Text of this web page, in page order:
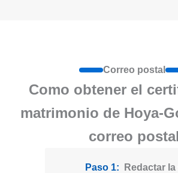
Correo postal
Como obtener el
matrimonio de Hoya-
correo postal
Paso 1: Redactar